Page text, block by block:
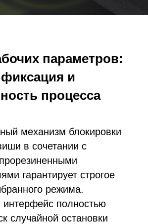
параметров:
и
процесса
механизм блокировки
в сочетании с
гарантирует строгое
режима.
полностью
случайной остановки